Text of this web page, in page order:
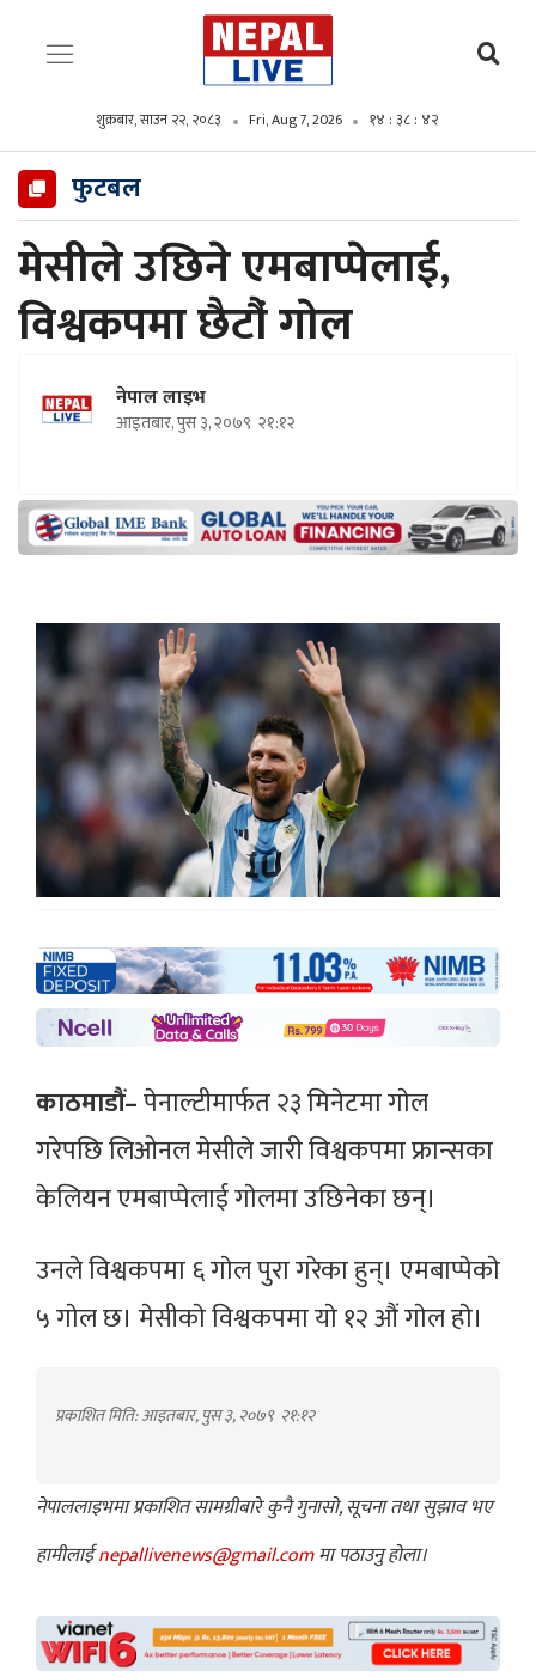
शुक्रबार, साउन २२, २०८३ Fri, Aug 7, 2026 १४ : ३८ : ४४
फुटबल
मेसीले उछिने एमबाप्पेलाई,
विश्वकपमा छैटौं‌ गाेल
नेपाल लाइभ
आइतबार, पुस ३, २०७९ २१:१२
काठमाडौं–पेनाल्टीमार्फत २३ मिनेटमा गाेल
गरेपछि लिओनल मेसीले जारी विश्वकपमा फ्रान्सका
केलियन एमबाप्पेलाई गाेलमा उछिनेका छन्।
उनले विश्वकपमा ६ गाेल पुरा गरेका हुन्। एमबाप्पेकाे
५ गाेल छ। मेसीकाे विश्वकपमा याे १२ औं गाेल हाे।
प्रकाशित मिति: आइतबार, पुस ३, २०७९ २१:१२
नेपाललाइभमा प्रकाशित सामग्रीबारे कुनै गुनासो, सूचना तथा सुझाव भए
हामीलाईnepallivenews@gmail.comमा पठाउनु होला।